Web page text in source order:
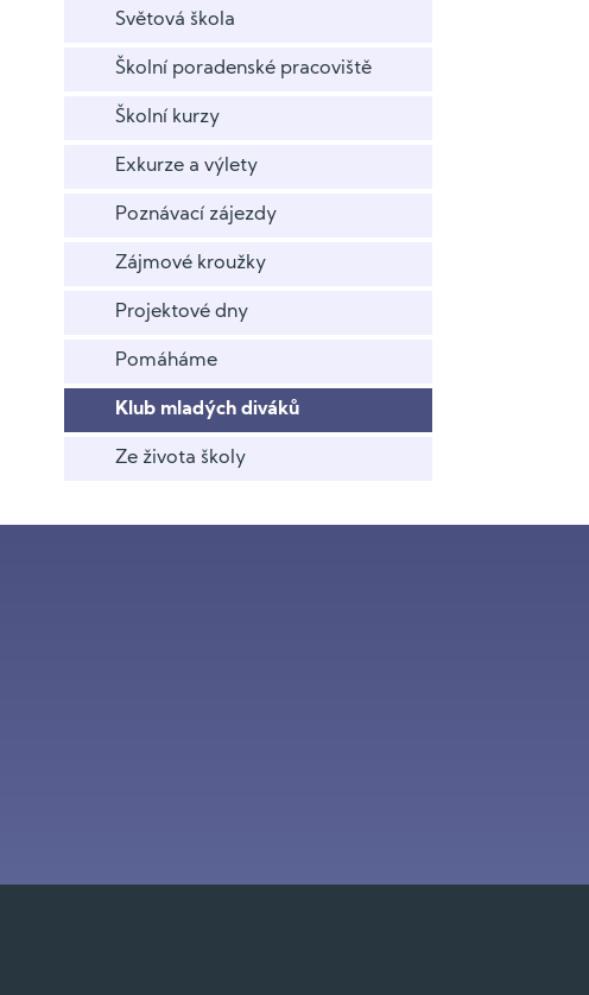
Světová škola
Školní poradenské pracoviště
Školní kurzy
Exkurze a výlety
Poznávací zájezdy
Zájmové kroužky
Projektové dny
Pomáháme
Klub mladých diváků
Ze života školy